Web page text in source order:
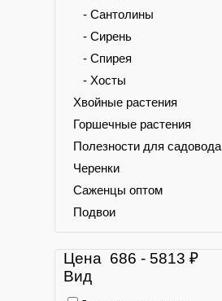
- Сантолины
- Сирень
- Спирея
- Хосты
Хвойные растения
Горшечные растения
Полезности для садовода
Черенки
Саженцы оптом
Подвои
Цена 686 - 5813 ₽
Вид